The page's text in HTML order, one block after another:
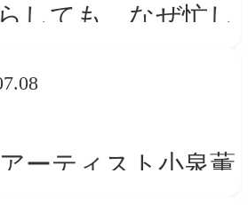
しても、なぜ忙し
ーティスト小泉薫